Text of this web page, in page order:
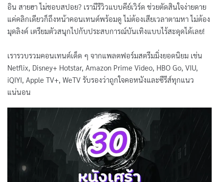
อิน สายฮา ไม่ชอบสปอย? เรามีรีวิวแบบคีย์เวิร์ด ช่วยตัดสินใจง่ายดาย
แค่คลิกเดียวก็ถึงหน้าคอนเทนต์พร้อมดู ไม่ต้องเสียเวลาตามหา ไม่ต้อง
มุดลิงค์ เตรียมตัวสนุกไปกับประสบการณ์บันเทิงแบบไร้สะดุดได้เลย!
เรารวบรวมคอนเทนต์เด็ด ๆ จากแพลตฟอร์มสตรีมมิ่งยอดนิยม เช่น
Netflix, Disney+ Hotstar, Amazon Prime Video, HBO Go, VIU,
iQIYI, Apple TV+, WeTV รับรองว่าถูกใจคอหนังและซีรีส์ทุกแนว
แน่นอน